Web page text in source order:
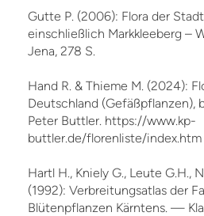
Gutte P. (2006): Flora der
einschließlich Markkleeberg –
Jena, 278 S.
Hand R. & Thieme M. (2024):
Deutschland (Gefäßpflanzen),
Peter Buttler. https://www.kp-
buttler.de/florenliste/index.htm
Hartl H., Kniely G., Leute G.H.,
(1992): Verbreitungsatlas der
Blütenpflanzen Kärntens. —